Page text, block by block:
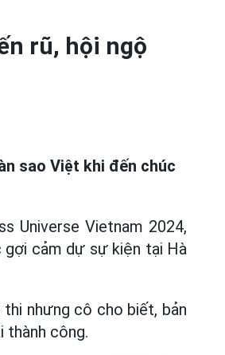
rũ, hội ngộ
sao Việt khi đến chúc
Universe Vietnam 2024,
gợi cảm dự sự kiện tại Hà
nhưng cô cho biết, bản
thành công.